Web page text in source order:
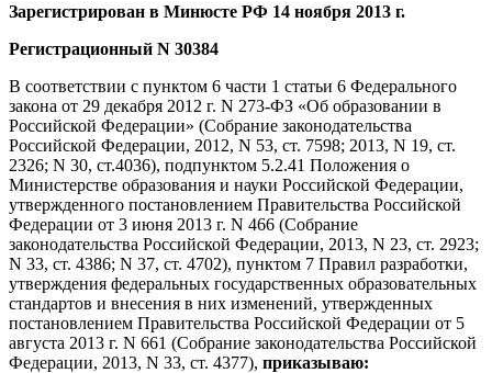
Зарегистрирован в Минюсте РФ 14 ноября 2013 г.
Регистрационный N 30384
В соответствии с пунктом 6 части 1 статьи 6 Федерального
закона от 29 декабря 2012 г. N 273-ФЗ «Об образовании в
Российской Федерации» (Собрание законодательства
Российской Федерации, 2012, N 53, ст. 7598; 2013, N 19, ст.
2326; N 30, ст.4036), подпунктом 5.2.41 Положения о
Министерстве образования и науки Российской Федерации,
утвержденного постановлением Правительства Российской
Федерации от 3 июня 2013 г. N 466 (Собрание
законодательства Российской Федерации, 2013, N 23, ст. 2923;
N 33, ст. 4386; N 37, ст. 4702), пунктом 7 Правил разработки,
утверждения федеральных государственных образовательных
стандартов и внесения в них изменений, утвержденных
постановлением Правительства Российской Федерации от 5
августа 2013 г. N 661 (Собрание законодательства Российской
Федерации, 2013, N 33, ст. 4377), приказываю: